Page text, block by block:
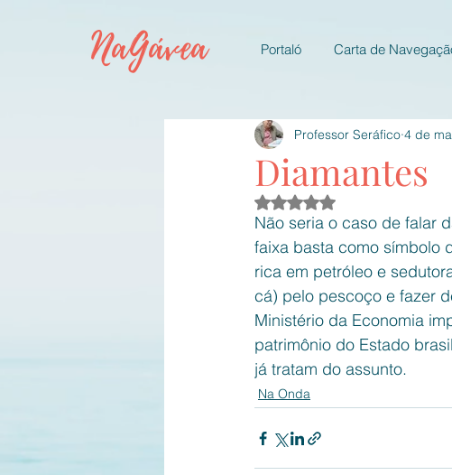
NaGávea Portaló Carta de
Diamantes
Professor Seráfico 4 de
Avaliado com NaN de 5
Não seria o caso de falar
faixa basta como símbolo
rica em petróleo e
cá) pelo pescoço e fazer
Ministério da Economia
patrimônio do Estado
já tratam do assunto.
Na Onda